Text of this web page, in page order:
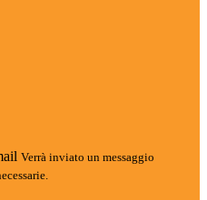
Verrà inviato un messaggio